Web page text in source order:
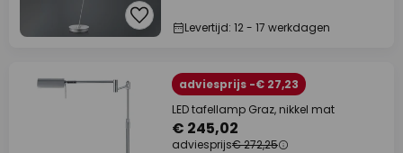
Levertijd: 12 - 17 werkdagen
adviesprijs -€ 27,23
LED tafellamp Graz, nikkel mat
€ 245,02
adviesprijs€ 272,25